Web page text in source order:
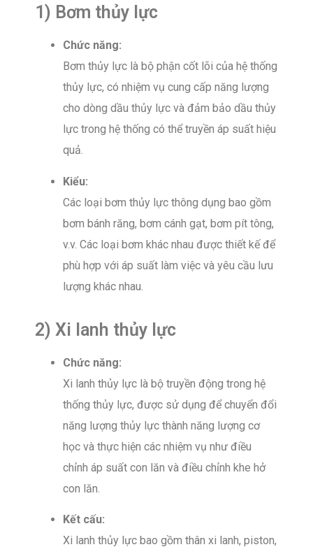
1) Bơm thủy lực
Chức năng:
Bơm thủy lực là bộ phận cốt lõi của hệ thống
thủy lực, có nhiệm vụ cung cấp năng lượng
cho dòng dầu thủy lực và đảm bảo dầu thủy
lực trong hệ thống có thể truyền áp suất hiệu
quả.
Kiểu:
Các loại bơm thủy lực thông dụng bao gồm
bơm bánh răng, bơm cánh gạt, bơm pít tông,
v.v. Các loại bơm khác nhau được thiết kế để
phù hợp với áp suất làm việc và yêu cầu lưu
lượng khác nhau.
2) Xi lanh thủy lực
Chức năng:
Xi lanh thủy lực là bộ truyền động trong hệ
thống thủy lực, được sử dụng để chuyển đổi
năng lượng thủy lực thành năng lượng cơ
học và thực hiện các nhiệm vụ như điều
chỉnh áp suất con lăn và điều chỉnh khe hở
con lăn.
Kết cấu:
Xi lanh thủy lực bao gồm thân xi lanh, piston,